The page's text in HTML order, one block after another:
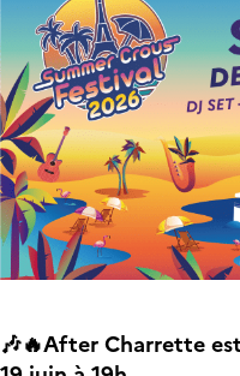
🎶🔥After Charrette